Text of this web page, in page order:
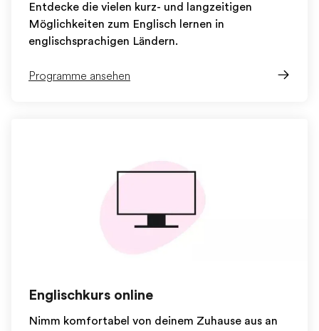
Entdecke die vielen kurz- und langzeitigen
Möglichkeiten zum Englisch lernen in
englischsprachigen Ländern.
Programme ansehen
Englischkurs online
Nimm komfortabel von deinem Zuhause aus an